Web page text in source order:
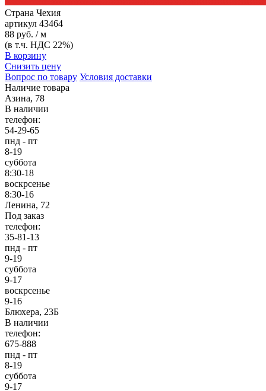
Страна Чехия
артикул 43464
88 руб. / м
(в т.ч. НДС 22%)
В корзину
Снизить цену
Вопрос по товару Условия доставки
Наличие товара
Азина, 78
В наличии
телефон:
54-29-65
пнд - пт
8-19
суббота
8:30-18
воскрсенье
8:30-16
Ленина, 72
Под заказ
телефон:
35-81-13
пнд - пт
9-19
суббота
9-17
воскрсенье
9-16
Блюхера, 23Б
В наличии
телефон:
675-888
пнд - пт
8-19
суббота
9-17